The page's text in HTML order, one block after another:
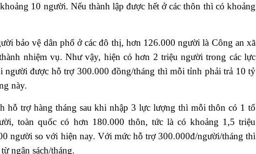
10 người. Nếu thành lập được hết ở các thôn thì có khoảng
bảo vệ dân phố ở các đô thị, hơn 126.000 người là Công an xã
nhiệm vụ. Như vậy, hiện có hơn 2 triệu người trong các lực
người được hỗ trợ 300.000 đồng/tháng thì mỗi tỉnh phải trả 10 tỷ
này.
hỗ trợ hàng tháng sau khi nhập 3 lực lượng thì mỗi thôn có 1 tổ
toàn quốc có hơn 180.000 thôn, tức là có khoảng 1,5 triệu
người so với hiện nay. Với mức hỗ trợ 300.000đ/người/tháng thì
ngân sách/tháng.